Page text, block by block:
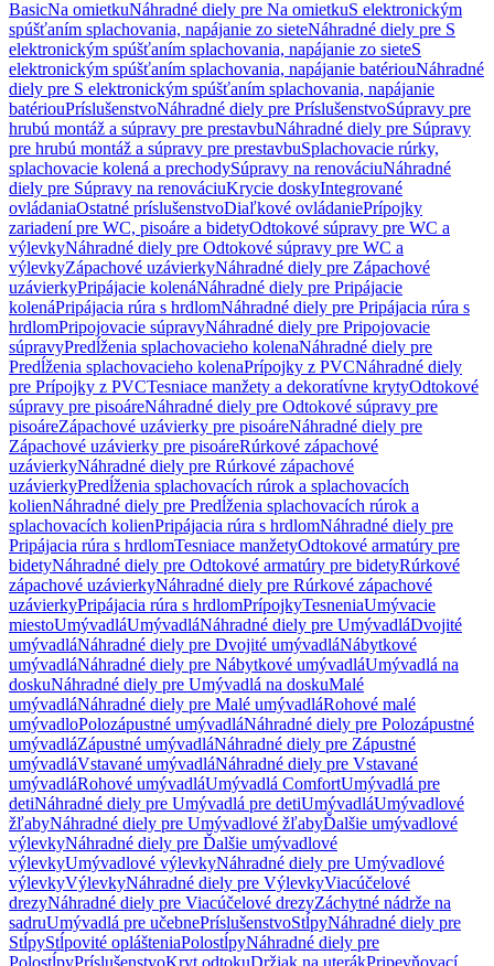
BasicNa omietkuNáhradné diely pre Na omietkuS elektronickým
spúšťaním splachovania, napájanie zo sieteNáhradné diely pre S
elektronickým spúšťaním splachovania, napájanie zo sieteS
elektronickým spúšťaním splachovania, napájanie batériouNáhradné
diely pre S elektronickým spúšťaním splachovania, napájanie
batériouPríslušenstvoNáhradné diely pre PríslušenstvoSúpravy pre
hrubú montáž a súpravy pre prestavbuNáhradné diely pre Súpravy
pre hrubú montáž a súpravy pre prestavbuSplachovacie rúrky,
splachovacie kolená a prechodySúpravy na renováciuNáhradné
diely pre Súpravy na renováciuKrycie doskyIntegrované
ovládaniaOstatné príslušenstvoDiaľkové ovládaniePrípojky
zariadení pre WC, pisoáre a bidetyOdtokové súpravy pre WC a
výlevkyNáhradné diely pre Odtokové súpravy pre WC a
výlevkyZápachové uzávierkyNáhradné diely pre Zápachové
uzávierkyPripájacie kolenáNáhradné diely pre Pripájacie
kolenáPripájacia rúra s hrdlomNáhradné diely pre Pripájacia rúra s
hrdlomPripojovacie súpravyNáhradné diely pre Pripojovacie
súpravyPredĺženia splachovacieho kolenaNáhradné diely pre
Predĺženia splachovacieho kolenaPrípojky z PVCNáhradné diely
pre Prípojky z PVCTesniace manžety a dekoratívne krytyOdtokové
súpravy pre pisoáreNáhradné diely pre Odtokové súpravy pre
pisoáreZápachové uzávierky pre pisoáreNáhradné diely pre
Zápachové uzávierky pre pisoáreRúrkové zápachové
uzávierkyNáhradné diely pre Rúrkové zápachové
uzávierkyPredĺženia splachovacích rúrok a splachovacích
kolienNáhradné diely pre Predĺženia splachovacích rúrok a
splachovacích kolienPripájacia rúra s hrdlomNáhradné diely pre
Pripájacia rúra s hrdlomTesniace manžetyOdtokové armatúry pre
bidetyNáhradné diely pre Odtokové armatúry pre bidetyRúrkové
zápachové uzávierkyNáhradné diely pre Rúrkové zápachové
uzávierkyPripájacia rúra s hrdlomPrípojkyTesneniaUmývacie
miestoUmývadláUmývadláNáhradné diely pre UmývadláDvojité
umývadláNáhradné diely pre Dvojité umývadláNábytkové
umývadláNáhradné diely pre Nábytkové umývadláUmývadlá na
doskuNáhradné diely pre Umývadlá na doskuMalé
umývadláNáhradné diely pre Malé umývadláRohové malé
umývadloPolozápustné umývadláNáhradné diely pre Polozápustné
umývadláZápustné umývadláNáhradné diely pre Zápustné
umývadláVstavané umývadláNáhradné diely pre Vstavané
umývadláRohové umývadláUmývadlá ComfortUmývadlá pre
detiNáhradné diely pre Umývadlá pre detiUmývadláUmývadlové
žľabyNáhradné diely pre Umývadlové žľabyĎalšie umývadlové
výlevkyNáhradné diely pre Ďalšie umývadlové
výlevkyUmývadlové výlevkyNáhradné diely pre Umývadlové
výlevkyVýlevkyNáhradné diely pre VýlevkyViacúčelové
drezyNáhradné diely pre Viacúčelové drezyZáchytné nádrže na
sadruUmývadlá pre učebnePríslušenstvoStĺpyNáhradné diely pre
StĺpyStĺpovité oplášteniaPolostĺpyNáhradné diely pre
PolostĺpyPríslušenstvoKryt odtokuDržiak na uterákPripevňovací